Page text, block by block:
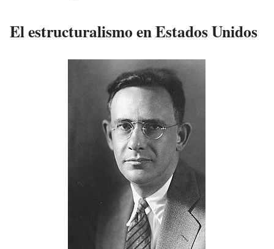
El estructuralismo en Estados Unidos